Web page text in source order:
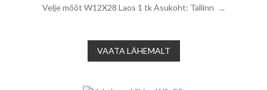
Velje mõõt W12X28 Laos 1 tk Asukoht: Tallinn ...
VAATA LÄHEMALT